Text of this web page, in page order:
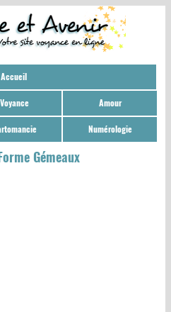
Accueil
Voyance Amour
Numérologie
Gémeaux